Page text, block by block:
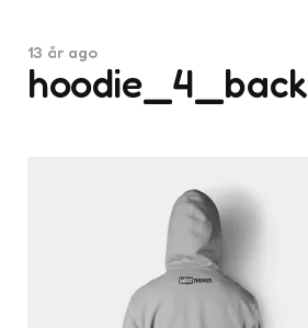
hoodie_4_back
13 år ago